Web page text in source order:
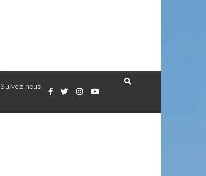
Suivez-nous
: